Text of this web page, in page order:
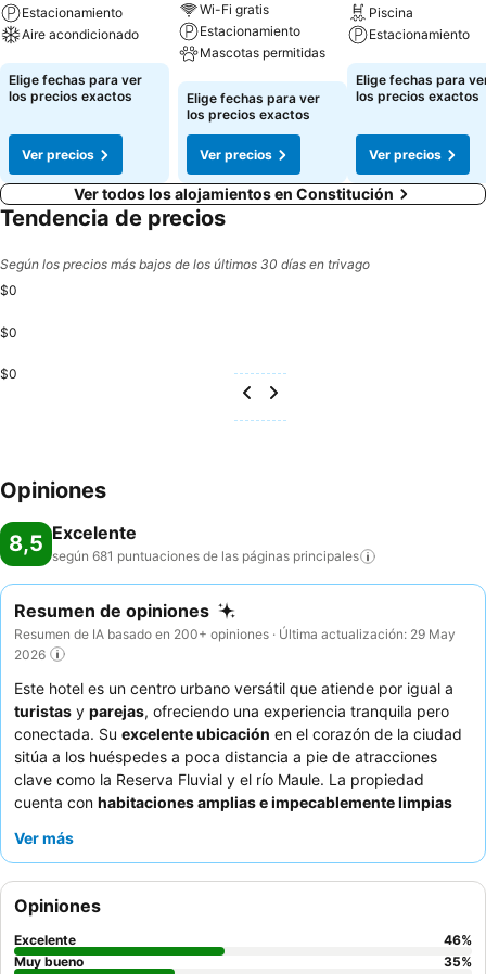
Estacionamiento
Aire acondicionado
Ver precios
Elige fechas para ver
los precios exactos
Ver precios
Wi-Fi gratis
Estacionamiento
Mascotas permitidas
Ver precios
Elige fechas para ver
los precios exactos
Ver precios
Piscina
Estacionamiento
Ver precios
Elige fechas para
los precios exactos
Ver precios
Ver todos los alojamientos en Constitución
Tendencia de precios
Según los precios más bajos de los últimos 30 días en trivago
$0
$0
$0
Opiniones
8,5 Excelente
según 681 puntuaciones de las páginas principales
Resumen de opiniones
Resumen de IA basado en 200+ opiniones · Última actualización: 29 May
2026
Este hotel es un centro urbano versátil que atiende por igual a
turistas y parejas, ofreciendo una experiencia tranquila pero
conectada. Su excelente ubicación en el corazón de la ciudad
sitúa a los huéspedes a poca distancia a pie de atracciones
clave como la Reserva Fluvial y el río Maule. La propiedad
cuenta con habitaciones amplias e impecablemente limpias
Los huéspedes elogian constantemente al personal por su
grandes elogios por su abundancia, calidad y variedad. Para
una estancia más tranquila, los huéspedes deben considerar
solicitar una habitación en un piso superior para minimizar el
ruido de las zonas comunes.
Ver más
Opiniones
Excelente 46%
Muy bueno
35%